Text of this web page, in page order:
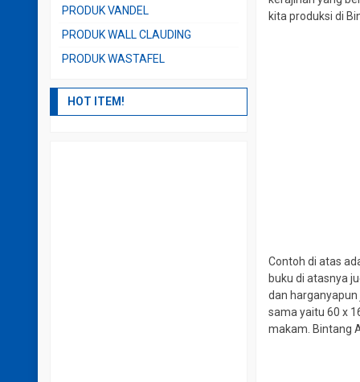
kita produksi di
Contoh di atas
buku di atasnya
dan
sama yaitu 60 x
makam. Bintang
PRODUK VANDEL
PRODUK WALL CLAUDING
PRODUK WASTAFEL
HOT ITEM!